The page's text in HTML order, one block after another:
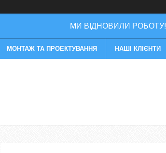
МИ ВІДНОВИЛИ РОБОТУ!
МОНТАЖ ТА ПРОЕКТУВАННЯ НАШІ КЛІЄНТИ